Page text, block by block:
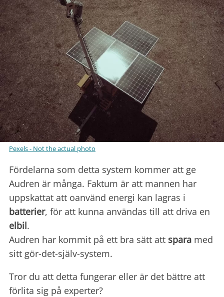
Pexels - Not the actual photo
Fördelarna som detta system kommer att ge
Audren är många. Faktum är att mannen har
uppskattat att oanvänd energi kan lagras i
batterier, för att kunna användas till att driva en
elbil.
Audren har kommit på ett bra sätt att spara med
sitt gör-det-själv-system.
Tror du att detta fungerar eller är det bättre att
förlita sig på experter?